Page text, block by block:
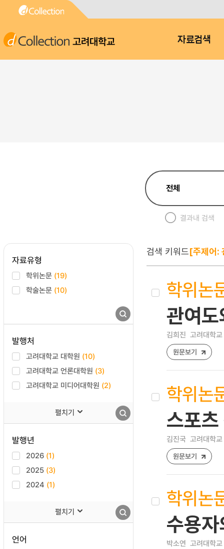
고려대학교 자료검색
결과내 검색
자료유형
학위논문 (19)
학술논문 (10)
발행처
고려대학교 대학원 (10)
고려대학교 언론대학원 (3)
고려대학교 미디어대학원 (2)
펼치기
발행년
2026 (1)
2025 (3)
2024 (1)
펼치기
언어
검색 키워드[주제어:
학위논
관여
김희진 고려대학
원문보기
학위논
스포
김진국 고려대학
원문보기
학위논
수용
박소연 고려대학